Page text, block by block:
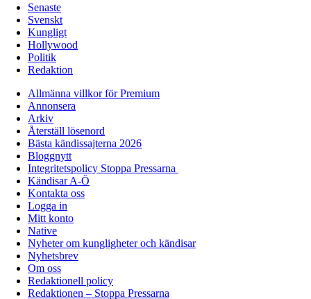
Senaste
Svenskt
Kungligt
Hollywood
Politik
Redaktion
Allmänna villkor för Premium
Annonsera
Arkiv
Återställ lösenord
Bästa kändissajterna 2026
Bloggnytt
Integritetspolicy Stoppa Pressarna
Kändisar A-Ö
Kontakta oss
Logga in
Mitt konto
Native
Nyheter om kungligheter och kändisar
Nyhetsbrev
Om oss
Redaktionell policy
Redaktionen – Stoppa Pressarna